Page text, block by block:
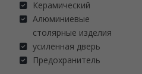
Керамический
Алюминиевые
столярные изделия
усиленная дверь
Предохранитель